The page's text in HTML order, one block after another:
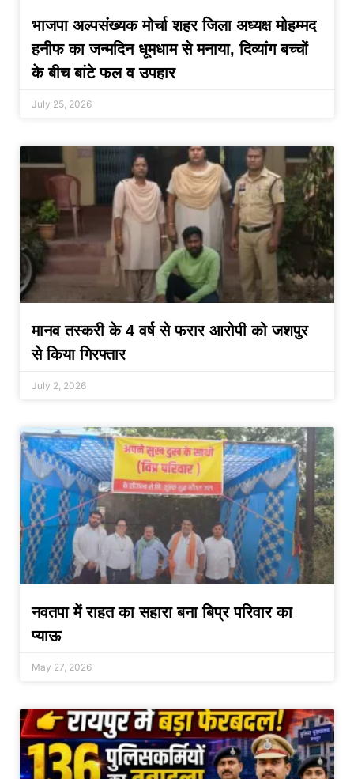
भाजपा अल्पसंख्यक मोर्चा शहर जिला अध्यक्ष मोहम्मद
हनीफ का जन्मदिन धूमधाम से मनाया, दिव्यांग बच्चों
के बीच बांटे फल व उपहार
July 25, 2026
मानव तस्करी के 4 वर्ष से फरार आरोपी को जशपुर
से किया गिरफ्तार
July 2, 2026
नवतपा में राहत का सहारा बना बिप्र परिवार का
प्याऊ
May 27, 2026